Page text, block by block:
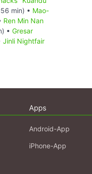
min) • Mao-
Ren Min Nan
• Gresar
Jinli Nightfair
Apps
Android-App
iPhone-App